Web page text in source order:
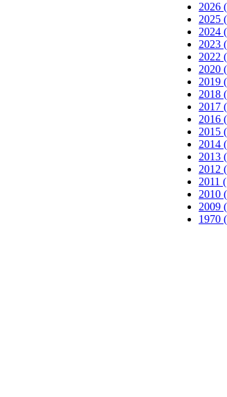
2026
2025
2024
2023
2022
2020
2019
2018
2017
2016
2015
2014
2013
2012
2011
2010
2009
1970